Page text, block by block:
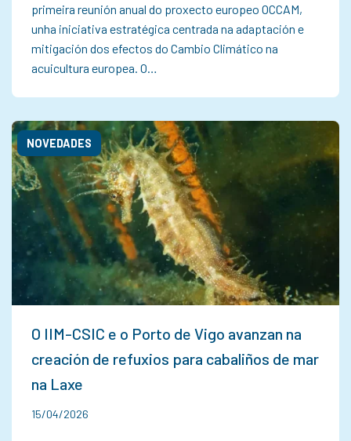
primeira reunión anual do proxecto europeo OCCAM,
unha iniciativa estratégica centrada na adaptación e
mitigación dos efectos do Cambio Climático na
acuicultura europea. O…
O IIM-CSIC e o Porto de Vigo avanzan na
creación de refuxios para cabaliños de mar
na Laxe
NOVEDADES
15/04/2026